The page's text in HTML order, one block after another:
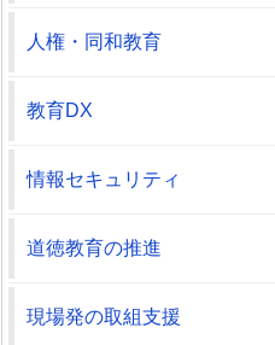
人権・同和教育
教育DX
情報セキュリティ
道徳教育の推進
現場発の取組支援